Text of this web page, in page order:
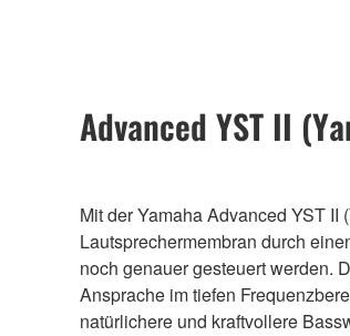
Advanced YST II
Mit der Yamaha Advanced YST
Lautsprechermembran durch
noch genauer gesteuert werden.
Ansprache im tiefen
natürlichere und kraftvollere